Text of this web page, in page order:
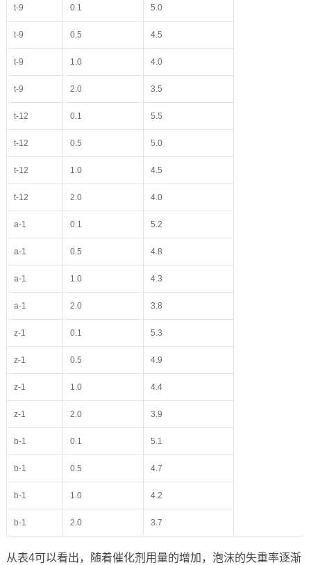
t-9 0.1 5.0
t-9 0.5 4.5
t-9 1.0 4.0
t-9 2.0 3.5
t-12 0.1 5.5
t-12 0.5 5.0
t-12 1.0 4.5
t-12 2.0 4.0
a-1 0.1 5.2
a-1 0.5 4.8
a-1 1.0 4.3
a-1 2.0 3.8
z-1 0.1 5.3
z-1 0.5 4.9
z-1 1.0 4.4
z-1 2.0 3.9
b-1 0.1 5.1
b-1 0.5 4.7
b-1 1.0 4.2
b-1 2.0 3.7
从表4可以看出，随着催化剂用量的增加，泡沫的失重率逐渐